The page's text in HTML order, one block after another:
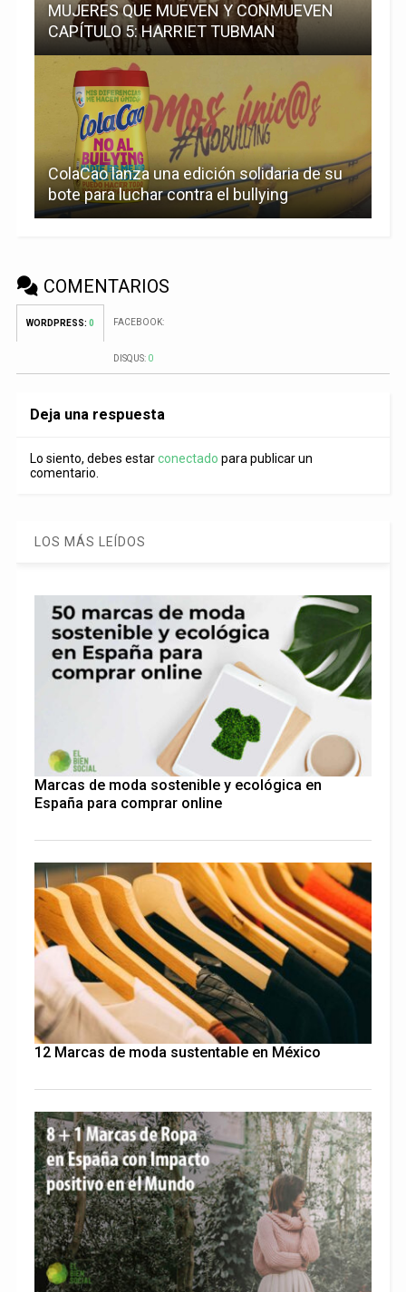
MUJERES QUE MUEVEN Y CONMUEVEN
CAPÍTULO 5: HARRIET TUBMAN
ColaCao lanza una edición solidaria de su
bote para luchar contra el bullying
COMENTARIOS
WORDPRESS: 0 FACEBOOK:
DISQUS: 0
Deja una respuesta
Lo siento, debes estarconectado para publicar un
comentario.
LOS MÁS LEÍDOS
Marcas de moda sostenible y ecológica en
España para comprar online
12 Marcas de moda sustentable en México